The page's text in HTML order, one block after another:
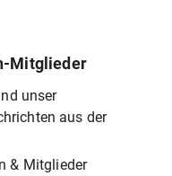
Mitglieder
unser
aus der
& Mitglieder